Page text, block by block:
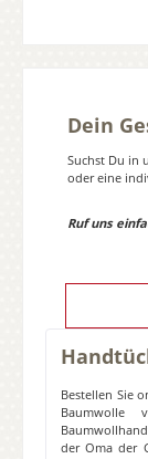
Dein
Suchst Du in
oder eine
Ruf uns
Bestellen Sie
Baumwolle
der Oma der